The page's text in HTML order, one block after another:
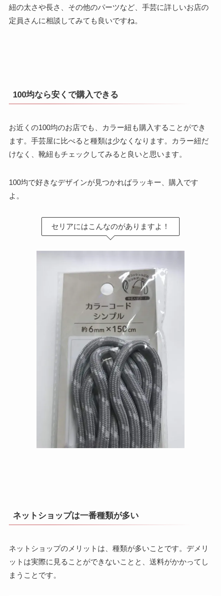
紐の太さや長さ、その他のパーツなど、手芸に詳しいお店の
定員さんに相談してみても良いですね。
100均なら安くで購入できる
お近くの100均のお店でも、カラー紐も購入することができ
ます。手芸屋に比べると種類は少なくなります。カラー紐だ
けなく、靴紐もチェックしてみると良いと思います。
100均で好きなデザインが見つかればラッキー、購入です
よ。
セリアにはこんなのがありますよ！
ネットショップは一番種類が多い
ネットショップのメリットは、種類が多いことです。デメリ
ットは実際に見ることができないことと、送料がかかってし
まうことです。